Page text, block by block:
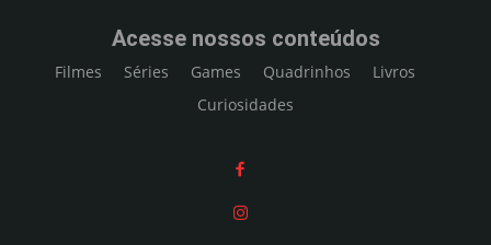
Acesse nossos conteúdos
Filmes Séries Games Quadrinhos
Livros
Curiosidades